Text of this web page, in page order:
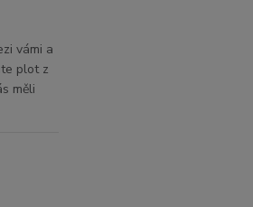
vámi a
plot z
měli